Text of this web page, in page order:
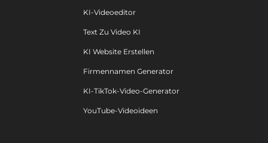
KI-Videoeditor
Text Zu Video KI
KI Website Erstellen
Firmennamen Generator
KI-TikTok-Video-Generator
YouTube-Videoideen